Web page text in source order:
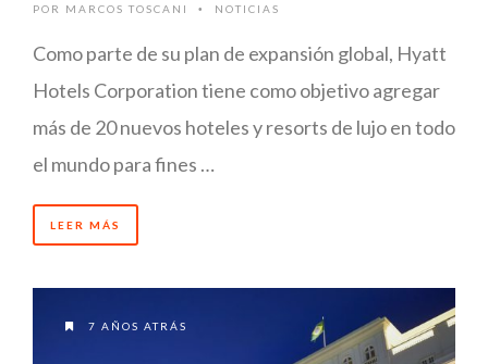
POR MARCOS TOSCANI • NOTICIAS
Como parte de su plan de expansión global, Hyatt
Hotels Corporation tiene como objetivo agregar
más de 20 nuevos hoteles y resorts de lujo en todo
el mundo para fines …
LEER MÁS
7 AÑOS ATRÁS